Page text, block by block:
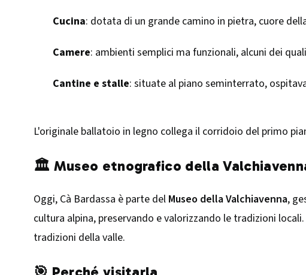
Cucina: dotata di un grande camino in pietra, cuore
Camere: ambienti semplici ma funzionali, alcuni dei
Cantine e stalle: situate al piano seminterrato,
L'originale ballatoio in legno collega il corridoio del primo
🏛️ Museo etnografico della
Oggi, Cà Bardassa è parte del Museo della Valchiavenna,
cultura alpina, preservando e valorizzando le tradizioni
tradizioni della valle.​
🎯 Perché visitarla